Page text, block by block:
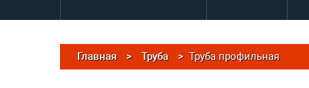
Главная > Труба > Труба профильная